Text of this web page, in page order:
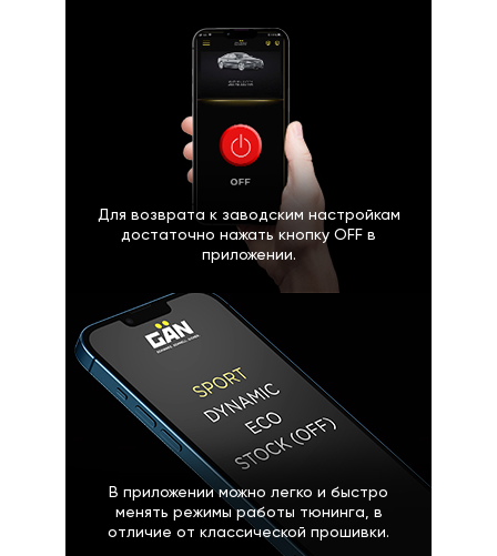
Для возврата к заводским настройкам
достаточно нажать кнопку OFF в
приложении.
В приложении можно легко и быстро
менять режимы работы тюнинга, в
отличие от классической прошивки.